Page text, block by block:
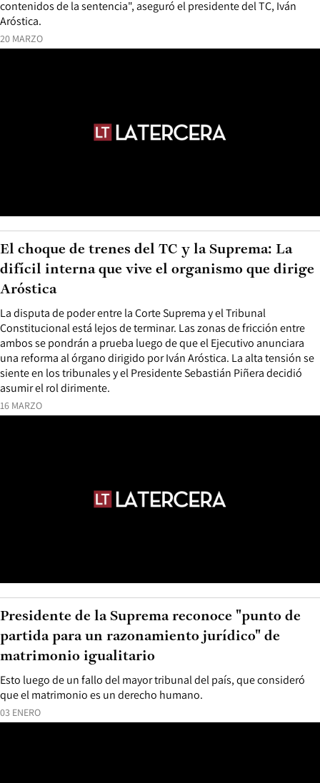
20 MARZO
contenidos de la sentencia", aseguró el presidente del TC, Iván
Aróstica.
16 MARZO
La disputa de poder entre la Corte Suprema y el Tribunal
Constitucional está lejos de terminar. Las zonas de fricción entre
ambos se pondrán a prueba luego de que el Ejecutivo anunciara
una reforma al órgano dirigido por Iván Aróstica. La alta tensión se
siente en los tribunales y el Presidente Sebastián Piñera decidió
asumir el rol dirimente.
El choque de trenes del TC y la Suprema: La
difícil interna que vive el organismo que dirige
Aróstica
03 ENERO
Esto luego de un fallo del mayor tribunal del país, que consideró
que el matrimonio es un derecho humano.
Presidente de la Suprema reconoce "punto de
partida para un razonamiento jurídico" de
matrimonio igualitario